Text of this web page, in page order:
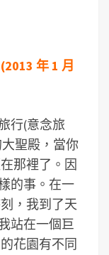
年 1 月
行(意念旅
聖殿，當你
那裡了。因
的事。在一
，我到了天
站在一個巨
花園有不同